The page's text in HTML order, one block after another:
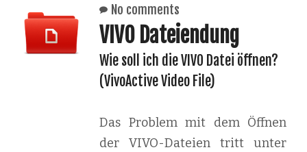
No comments
VIVO Dateiendung
Wie soll ich die VIVO Datei öffnen?
(VivoActive Video File)
Das Problem mit dem Öffnen
der VIVO-Dateien tritt unter